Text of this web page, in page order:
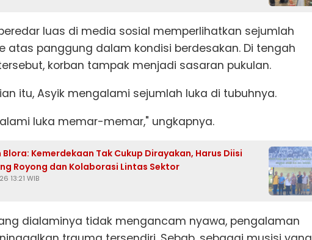
luas di media sosial memperlihatkan sejumlah
atas panggung dalam kondisi berdesakan. Di tengah
korban tampak menjadi sasaran pukulan.
itu, Asyik mengalami sejumlah luka di tubuhnya.
luka memar-memar," ungkapnya.
Kemerdekaan Tak Cukup Dirayakan, Harus Diisi
Royong dan Kolaborasi Lintas Sektor
13:21 WIB
dialaminya tidak mengancam nyawa, pengalaman